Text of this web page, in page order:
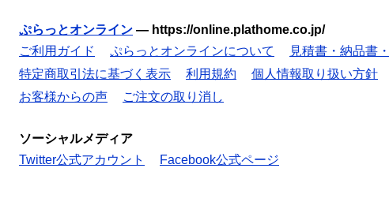
ぷらっとオンライン — https://online.plathome.co.jp/
ご利用ガイド
ぷらっとオンラインについて 見積書・納品書
特定商取引法に基づく表示
利用規約 個人情報取り扱い方針
お客様からの声
ご注文の取り消し
ソーシャルメディア
Twitter公式アカウント
Facebook公式ページ